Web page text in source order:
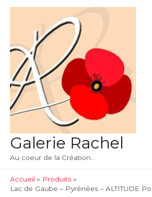
Galerie Rachel
Au coeur de la Création...
Accueil
Produits
Lac de Gaube – Pyrénées – ALTITUDE